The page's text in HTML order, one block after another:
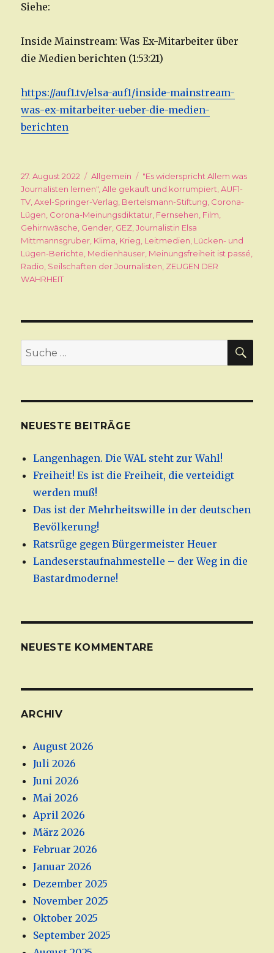
Siehe:
Inside Mainstream: Was Ex-Mitarbeiter über
die Medien berichten (1:53:21)
https://auf1.tv/elsa-auf1/inside-mainstream-
was-ex-mitarbeiter-ueber-die-medien-
berichten
Veröffentlicht
am
27. August 2022 Kategorien
Allgemein Schlagwörter
"Es widerspricht Allem was
Journalisten lernen",Alle gekauft und korrumpiert,AUF1-
TV,Axel-Springer-Verlag, Bertelsmann-Stiftung, Corona-
Lügen, Corona-Meinungsdiktatur, Fernsehen, Film,
Gehirnwäsche, Gender, GEZ,Journalistin Elsa
Mittmannsgruber, Klima, Krieg, Leitmedien, Lücken- und
Lügen-Berichte, Medienhäuser, Meinungsfreiheit ist passé,
Radio, Seilschaften der Journalisten, ZEUGEN DER
WAHRHEIT
Suche
nach:
NEUESTE BEITRÄGE
Langenhagen. Die WAL steht zur Wahl!
Freiheit! Es ist die Freiheit, die verteidigt
werden muß!
Das ist der Mehrheitswille in der deutschen
Bevölkerung!
Ratsrüge gegen Bürgermeister Heuer
Landeserstaufnahmestelle – der Weg in die
Bastardmoderne!
NEUESTE KOMMENTARE
ARCHIV
August 2026
Juli 2026
Juni 2026
Mai 2026
April 2026
März 2026
Februar 2026
Januar 2026
Dezember 2025
November 2025
Oktober 2025
September 2025